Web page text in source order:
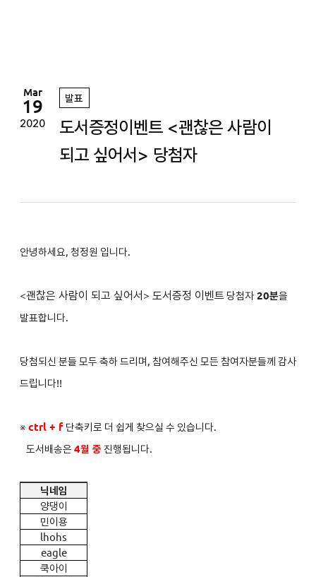
Mar
19
2020
발표
도서증정이벤트 <괜찮은 사람이
되고 싶어서> 당첨자
안녕하세요, 청정원 입니다.
<괜찮은 사람이 되고 싶어서 > 도서증정 이벤트 당첨자 20분을
발표합니다.
당첨되신 분들 모두 축하 드리며, 참여해주신 모든 참여자분들께 감사
드립니다!!
※ ctrl + f 단축키로 더 쉽게 찾으실 수 있습니다.
도서배송은 4월 중 진행됩니다.
닉네임
양댕이
민이용
lhohs
eagle
쿡아이